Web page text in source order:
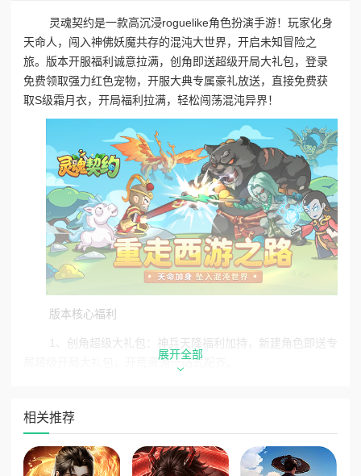
灵魂契约是一款高沉浸roguelike角色扮演手游！玩家化身
天命人，闯入神佛妖魔共存的混沌大世界，开启未知冒险之
旅。版本开服福利诚意拉满，创角即送超级开局大礼包，登录
免费领取强力红色宠物，开服大典专属豪礼放送，直接免费获
取S级霜月衣，开局福利拉满，轻松闯荡混沌异界！
版本核心福利
1、创角超级大礼包：神兵天降福利加持，新建角色即送专
属超级开局大礼包，开荒资源一站式配齐。
全程助力冒险闯关，开荒发育事半功倍。
S级霜月时装，专属外观拉风十足。
展开全部
相关推荐